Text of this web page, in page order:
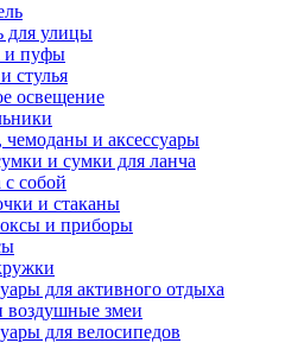
для улицы
и пуфы
стулья
освещение
и аксессуары
и сумки для ланча
собой
и стаканы
и приборы
для активного отдыха
змеи
для велосипедов